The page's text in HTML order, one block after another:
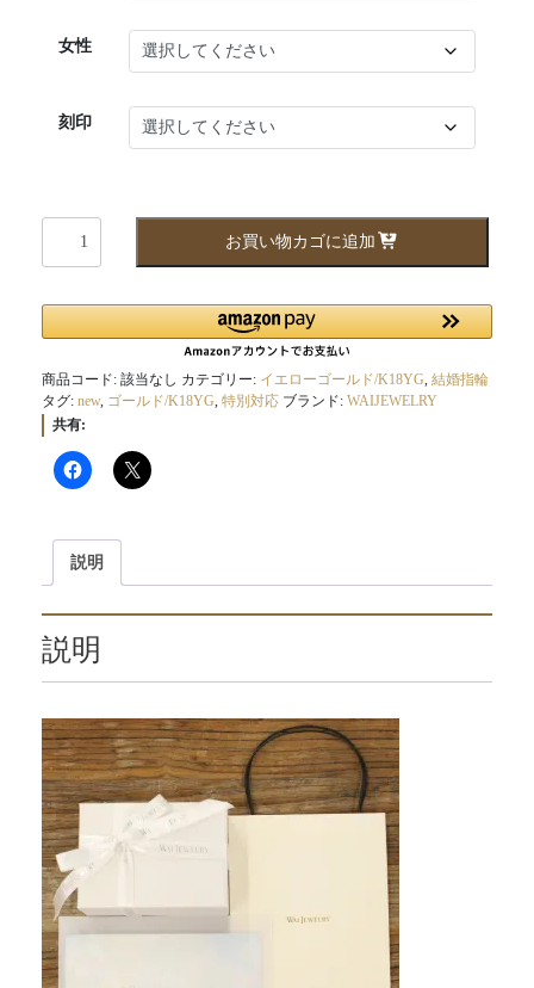
女性
刻印
お買い物カゴに追加
商品コード: 該当なし カテゴリー: イエローゴールド/K18YG, 結婚指輪
タグ: new, ゴールド/K18YG, 特別対応 ブランド: WAIJEWELRY
共有:
説明
説明